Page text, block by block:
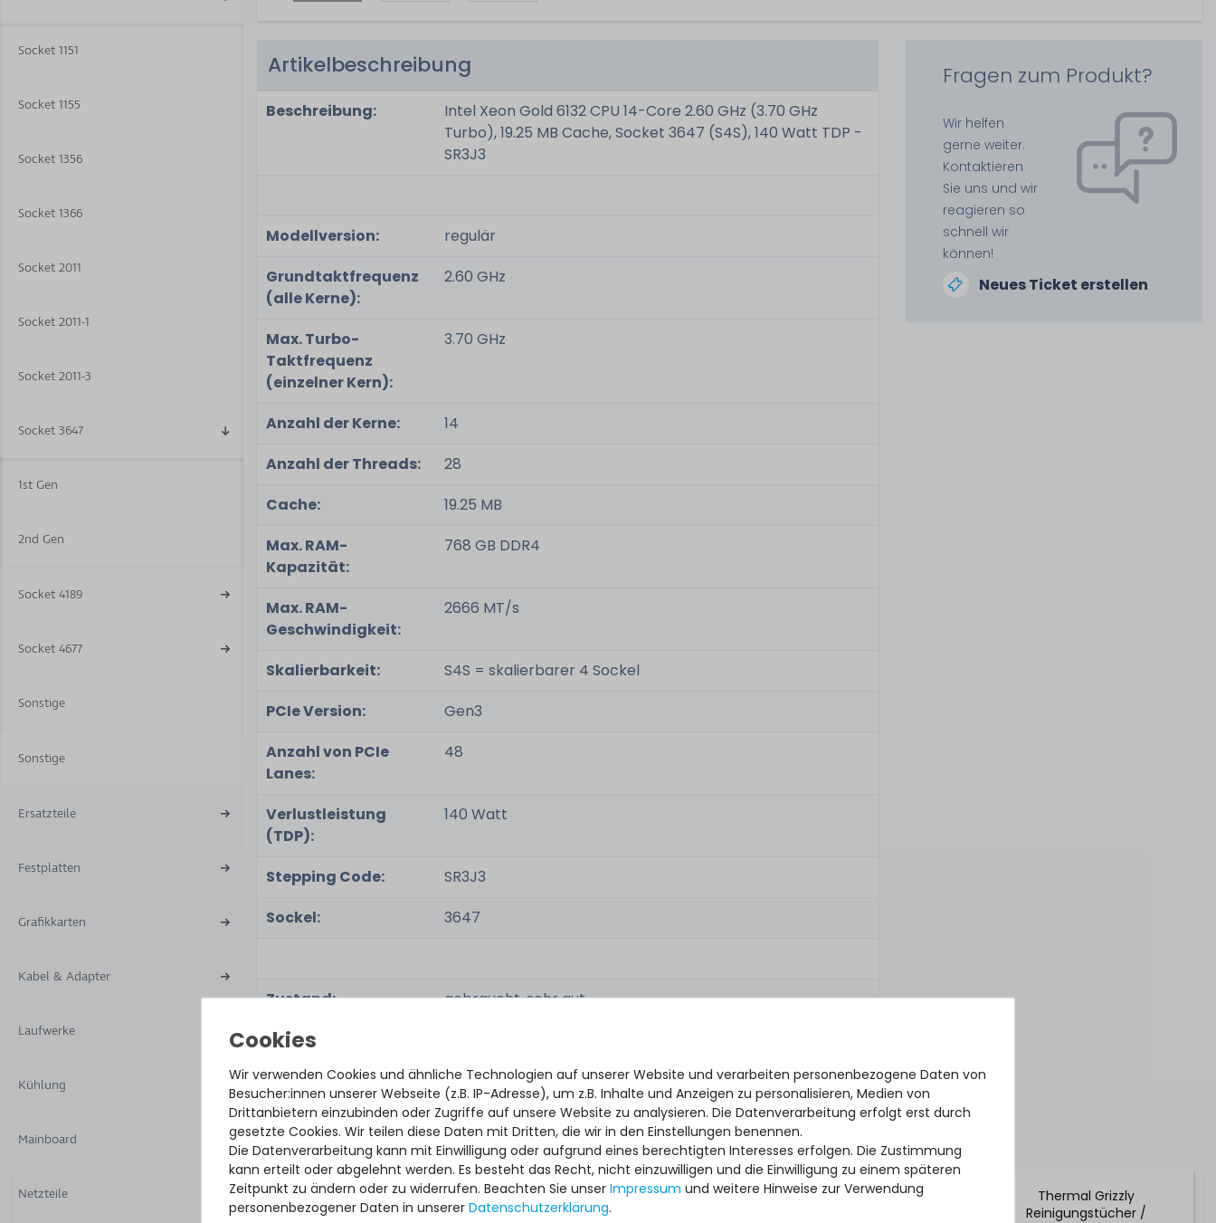
Socket 1151
Socket 1155
Socket 1356
Socket 1366
Socket 2011
Socket 2011-1
Socket 2011-3
Socket 3647
1st Gen
2nd Gen
Socket 4189
Socket 4677
Sonstige
Sonstige
Ersatzteile
Festplatten
Grafikkarten
Kabel & Adapter
Laufwerke
Kühlung
Mainboard
Netzteile
4
Artikelbeschreibung
Beschreibung:
Intel Xeon Gold 6132 CPU 14-Core 2.60 GHz (3.70 GHz
Turbo), 19.25 MB Cache, Socket 3647 (S4S), 140 Watt TDP -
SR3J3
Modellversion:
regulär
Grundtaktfrequenz
(alle Kerne):
2.60 GHz
Max. Turbo-
Taktfrequenz
(einzelner Kern):
3.70 GHz
Anzahl der Kerne:
14
Anzahl der Threads:
28
Cache:
19.25 MB
Max. RAM-
Kapazität:
768 GB DDR4
Max. RAM-
Geschwindigkeit:
2666 MT/s
Skalierbarkeit:
S4S = skalierbarer 4 Sockel
PCIe Version:
Gen3
Anzahl von PCIe
Lanes:
48
Verlustleistung
(TDP):
140 Watt
Stepping Code:
SR3J3
Sockel:
3647
Zustand:
gebraucht, sehr gut
Lieferumfang:
Fragen zum Produkt?
Wir helfen
gerne weiter.
Kontaktieren
Sie uns und wir
reagieren so
schnell wir
können!
Neues Ticket erstellen
ZUBEHÖR & ERSATZTEILE
Zubehör & Ersatzteile
SERVERSHOP24
Wärmeleitpaste / Thermal
Thermal Grizzly Aeronaut
Wärmeleitpaste / Thermal
Thermal Grizzly Duronaut
Thermal Grizzly
Reinigungstücher /
Wir verwenden Cookies und ähnliche Technologien auf unserer Website und verarbeiten personenbezogene Daten von
Besucher:innen unserer Webseite (z.B. IP-Adresse), um z.B. Inhalte und Anzeigen zu personalisieren, Medien von
Drittanbietern einzubinden oder Zugriffe auf unsere Website zu analysieren. Die Datenverarbeitung erfolgt erst durch
gesetzte Cookies. Wir teilen diese Daten mit Dritten, die wir in den Einstellungen benennen.
Die Datenverarbeitung kann mit Einwilligung oder aufgrund eines berechtigten Interesses erfolgen. Die Zustimmung
kann erteilt oder abgelehnt werden. Es besteht das Recht, nicht einzuwilligen und die Einwilligung zu einem späteren
Zeitpunkt zu ändern oder zu widerrufen. Beachten Sie unser Impressum und weitere Hinweise zur Verwendung
personenbezogener Daten in unserer Daten­schutz­erklärung.